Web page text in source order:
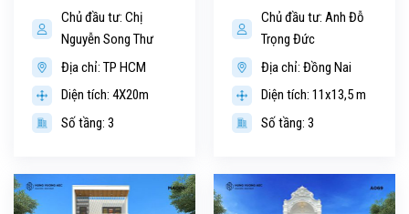
Chủ đầu tư: Chị
Nguyễn Song Thư
Địa chỉ: TP HCM
Diện tích: 4X20m
Số tầng: 3
Chủ đầu tư: Anh Đỗ
Trọng Đức
Địa chỉ: Đồng Nai
Diện tích: 11x13,5 m
Số tầng: 3